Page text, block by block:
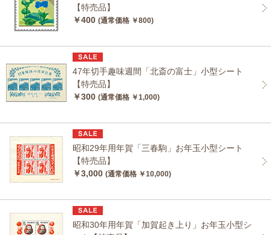
【特売品】
￥400 (通常価格 ￥800)
47年切手趣味週間「北斎の富士」小型シート
【特売品】
￥300 (通常価格 ￥1,000)
昭和29年用年賀「三春駒」お年玉小型シート
【特売品】
￥3,000 (通常価格 ￥10,000)
昭和30年用年賀「加賀起き上り」お年玉小型シ